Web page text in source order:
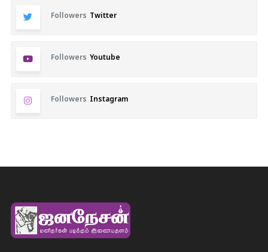
Followers Twitter
Followers Youtube
Followers Instagram